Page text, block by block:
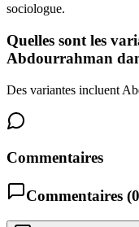
sociologue.
Quelles sont les
Abdourrahman
Des variantes incluent
Commentaires
Commentaires (0